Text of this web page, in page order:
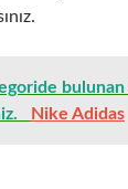
bulunan
Nike Adidas